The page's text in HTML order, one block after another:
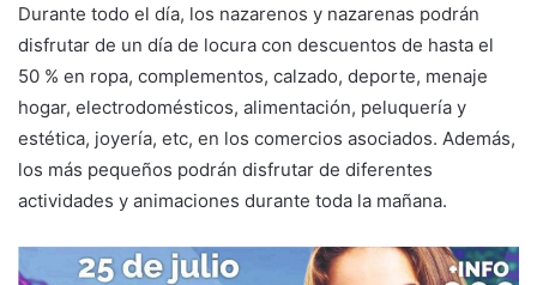
Durante todo el día, los nazarenos y nazarenas podrán
disfrutar de un día de locura con descuentos de hasta el
50 % en ropa, complementos, calzado, deporte, menaje
hogar, electrodomésticos, alimentación, peluquería y
estética, joyería, etc, en los comercios asociados. Además,
los más pequeños podrán disfrutar de diferentes
actividades y animaciones durante toda la mañana.